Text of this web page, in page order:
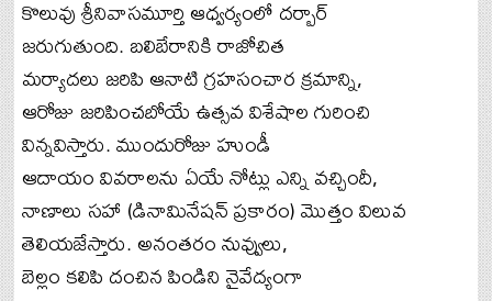
కొలువు శ్రీనివాసమూర్తి ఆధ్వర్యంలో దర్బార్
జరుగుతుంది. బలిబేరానికి రాజోచిత
మర్యాదలు జరిపి ఆనాటి గ్రహసంచార క్రమాన్ని,
ఆరోజు జరిపించబోయే ఉత్సవ విశేషాల గురించి
విన్నవిస్తారు. ముందురోజు హుండీ
ఆదాయం వివరాలను ఏయే నోట్లు ఎన్ని వచ్చిందీ,
నాణాలు సహా (డినామినేషన్ ప్రకారం) మొత్తం విలువ
తెలియజేస్తారు. అనంతరం నువ్వులు,
బెల్లం కలిపి దంచిన పిండిని నైవేద్యంగా